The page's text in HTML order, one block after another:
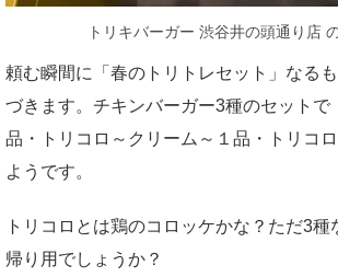
トリキバーガー 渋谷井の頭通り店
頼む瞬間に「春のトリトレセット」なる
づきます。チキンバーガー3種のセットで
品・トリコロ～クリーム～１品・トリコ
ようです。
トリコロとは鶏のコロッケかな？ただ3種
帰り用でしょうか？